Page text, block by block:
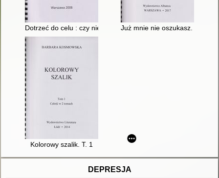
Dotrzeć do celu : czy niewidomy może zostać prezydentem?.
Już mnie nie oszukasz. T. 2
Kolorowy szalik. T. 1
DEPRESJA